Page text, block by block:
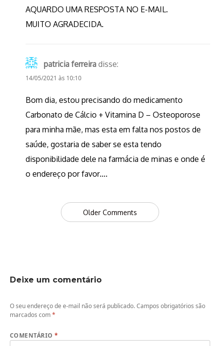
AQUARDO UMA RESPOSTA NO E-MAIL.
MUITO AGRADECIDA.
patricia ferreira disse:
14/05/2021 às 10:10
Bom dia, estou precisando do medicamento
Carbonato de Cálcio + Vitamina D – Osteoporose
para minha mãe, mas esta em falta nos postos de
saúde, gostaria de saber se esta tendo
disponibilidade dele na farmácia de minas e onde é
o endereço por favor….
Comment
navigation
Older Comments
Deixe um comentário
O seu endereço de e-mail não será publicado.Campos obrigatórios são
marcados com*
COMENTÁRIO*